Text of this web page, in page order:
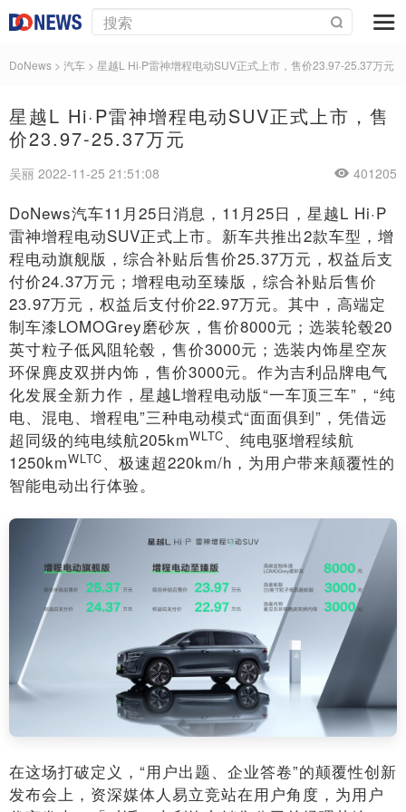
DoNews > 汽车 > 星越L Hi·P雷神增程电动SUV正式上市，售价23.97-25.37万元
星越L Hi·P雷神增程电动SUV正式上市，售
价23.97-25.37万元
吴丽 2022-11-25 21:51:08 401205
DoNews汽车11月25日消息，11月25日，星越L Hi·P
雷神增程电动SUV正式上市。新车共推出2款车型，增
程电动旗舰版，综合补贴后售价25.37万元，权益后支
付价24.37万元；增程电动至臻版，综合补贴后售价
23.97万元，权益后支付价22.97万元。其中，高端定
制车漆LOMOGrey磨砂灰，售价8000元；选装轮毂20
英寸粒子低风阻轮毂，售价3000元；选装内饰星空灰
环保麂皮双拼内饰，售价3000元。作为吉利品牌电气
化发展全新力作，星越L增程电动版“一车顶三车”，“纯
电、混电、增程电”三种电动模式“面面俱到”，凭借远
超同级的纯电续航205kmWLTC、纯电驱增程续航
1250kmWLTC、极速超220km/h，为用户带来颠覆性的
智能电动出行体验。
在这场打破定义，“用户出题、企业答卷”的颠覆性创新
发布会上，资深媒体人易立竞站在用户角度，为用户